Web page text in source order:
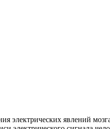
явлений